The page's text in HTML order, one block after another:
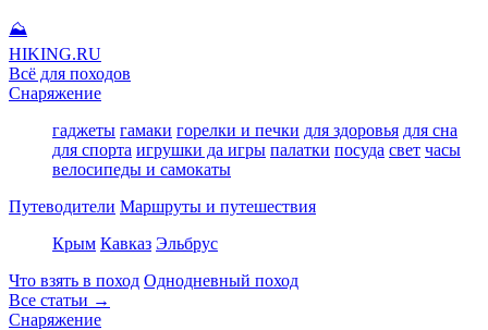
⛰
HIKING.RU
Всё для походов
Снаряжение
гаджеты гамаки горелки и печки для здоровья для сна
для спорта игрушки да игры палатки посуда свет часы
велосипеды и самокаты
Путеводители Маршруты и путешествия
Крым Кавказ Эльбрус
Что взять в поход Однодневный поход
Все статьи →
Снаряжение